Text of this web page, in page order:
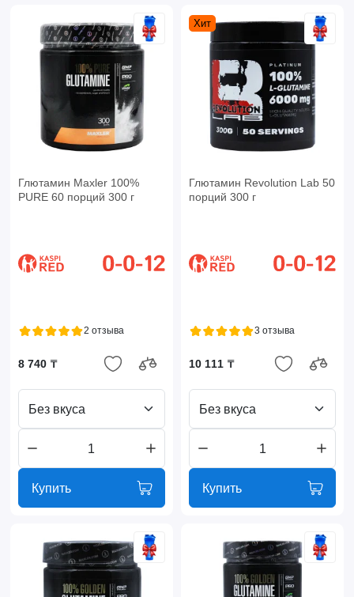
Глютамин Maxler 100%
PURE 60 порций 300 г
2 отзыва
8 740 ₸
Без вкуса
Купить
Хит
Глютамин Revolution Lab 50
порций 300 г
3 отзыва
10 111 ₸
Без вкуса
Купить